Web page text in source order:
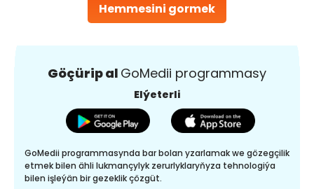
Hemmesini gormek
Göçürip al GoMedii programmasy
Elýeterli
GoMedii programmasynda bar bolan yzarlamak we gözegçilik
etmek bilen ähli lukmançylyk zerurlyklaryňyza tehnologiýa
bilen işleýän bir gezeklik çözgüt.